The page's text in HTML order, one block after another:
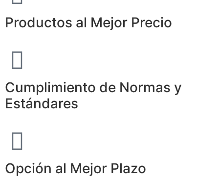
Productos al Mejor Precio
Cumplimiento de Normas y
Estándares
Opción al Mejor Plazo